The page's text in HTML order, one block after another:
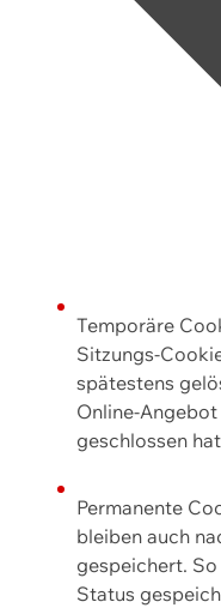
Temporäre
Sitzungs-
spätestens
Online-
geschlossen
Permanente
bleiben auch
gespeichert.
Status